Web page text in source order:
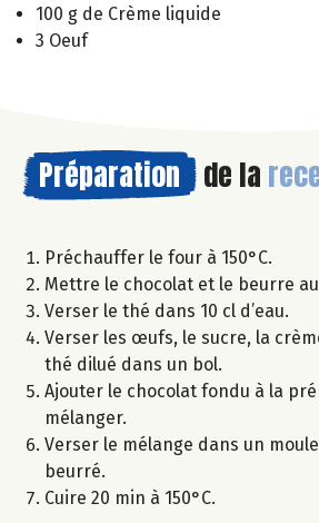
100 g de Crème liquide
3 Oeuf
Préparation de la
Préchauffer le four à 150°C.
Mettre le chocolat et le beurre
Verser le thé dans 10 cl d’eau.
Verser les œufs, le sucre, la
thé dilué dans un bol.
Ajouter le chocolat fondu à la
mélanger.
Verser le mélange dans un
beurré.
Cuire 20 min à 150°C.